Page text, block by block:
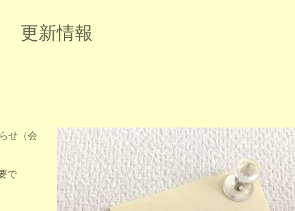
更新情報
せ（会
で